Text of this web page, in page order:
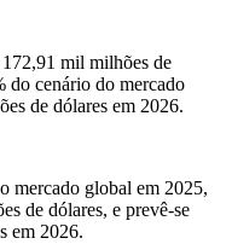
mil milhões de
do cenário do mercado
de dólares em 2026.
mercado global em 2025,
de dólares, e prevê-se
em 2026.